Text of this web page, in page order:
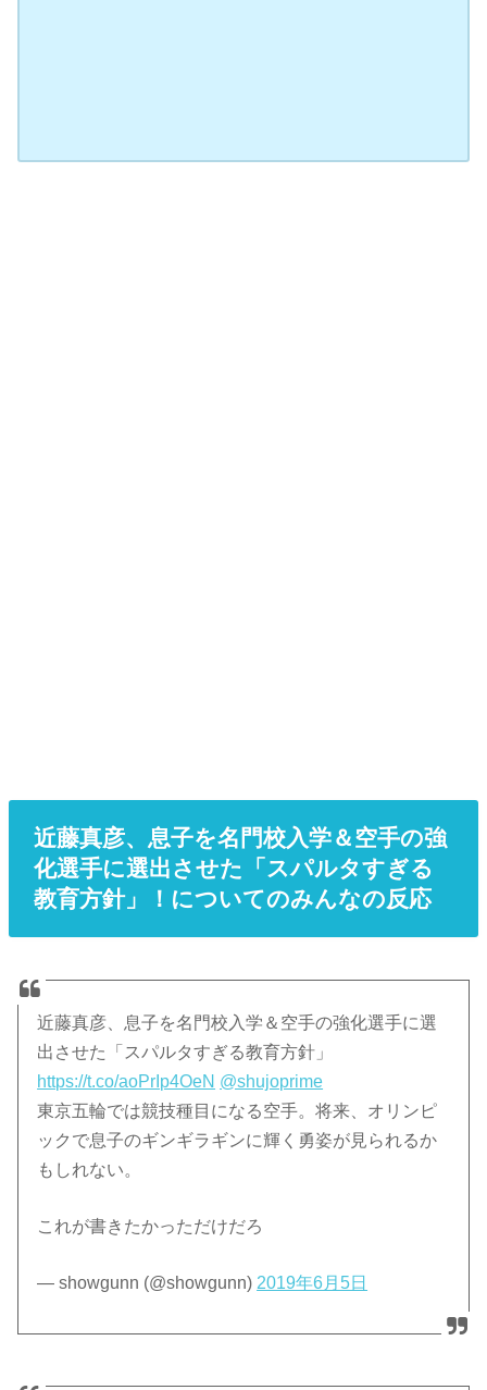
近藤真彦、息子を名門校入学＆空手の強
化選手に選出させた「スパルタすぎる
教育方針」！についてのみんなの反応
近藤真彦、息子を名門校入学＆空手の強化選手に選
出させた「スパルタすぎる教育方針」
https://t.co/aoPrIp4OeN @shujoprime
東京五輪では競技種目になる空手。将来、オリンピ
ックで息子のギンギラギンに輝く勇姿が見られるか
もしれない。
これが書きたかっただけだろ
— showgunn (@showgunn) 2019年6月5日